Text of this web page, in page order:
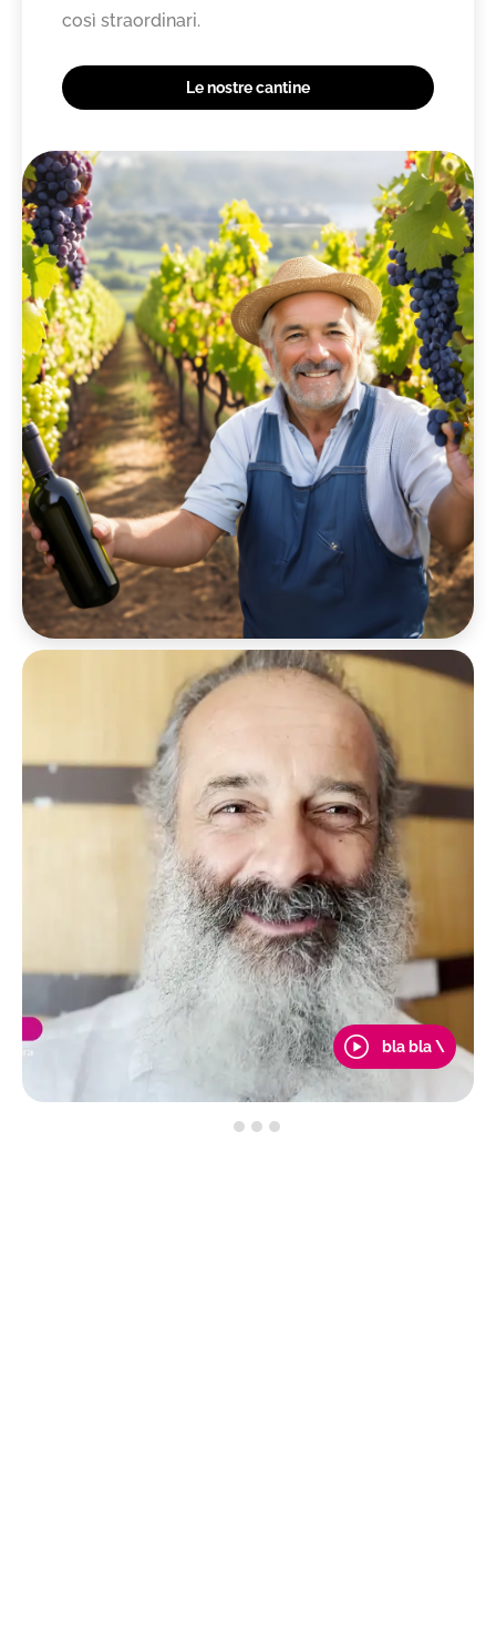
bla bla \
così straordinari.
Le nostre cantine